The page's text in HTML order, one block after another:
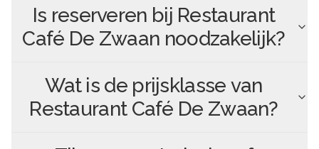
Is reserveren bij Restaurant
Café De Zwaan noodzakelijk?
Wat is de prijsklasse van
Restaurant Café De Zwaan?